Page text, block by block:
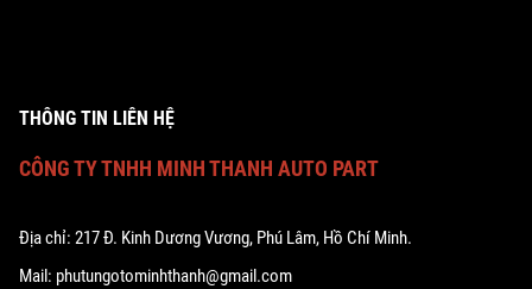
THÔNG TIN LIÊN HỆ
CÔNG TY TNHH MINH THANH AUTO PART
Địa chỉ: 217 Đ. Kinh Dương Vương, Phú Lâm, Hồ Chí Minh.
Mail: phutungotominhthanh@gmail.com